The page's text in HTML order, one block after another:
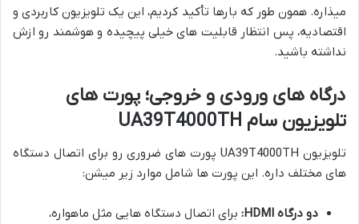
میذاره. همون طور که بارها تأکید کردیم، این یک تلویزیون کاربردی و
اقتصادیه، پس انتظار قابلیت های خیلی پیچیده و هوشمند رو ازش
نداشته باشید.
درگاه های ورودی و خروجی؛ پورت های
تلویزیون سام UA39T4000TH
تلویزیون UA39T4000TH پورت های ضروری رو برای اتصال دستگاه
های مختلف داره. این پورت ها شامل موارد زیر میشن:
دو درگاه HDMI:
برای اتصال دستگاه هایی مثل ماهواره،